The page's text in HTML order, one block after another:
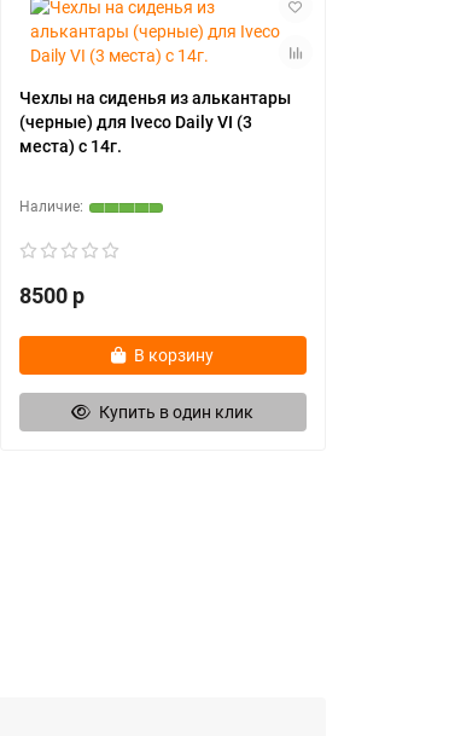
Чехлы на сиденья из алькантары
(черные) для Iveco Daily VI (3
места) с 14г.
8500 р
В корзину
Купить в один клик